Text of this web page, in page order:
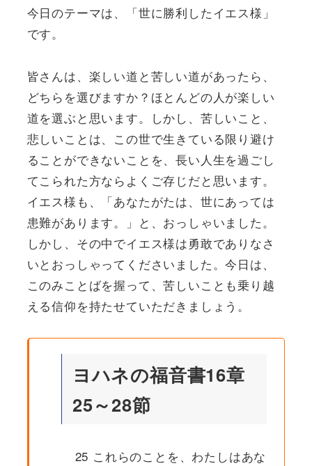
今日のテーマは、「世に勝利したイエス様」
です。
皆さんは、楽しい道と苦しい道があったら、
どちらを選びますか？ほとんどの人が楽しい
道を選ぶと思います。しかし、苦しいこと、
悲しいことは、この世で生きている限り避け
ることができないことを、長い人生を過ごし
てこられた方ならよくご存じだと思います。
イエス様も、「あなたがたは、世にあっては
患難があります。」と、おっしゃいました。
しかし、その中でイエス様は勇敢でありなさ
いとおっしゃってくださいました。今日は、
このみことばを握って、苦しいことも乗り越
える信仰を持たせていただきましょう。
ヨハネの福音書16章
25～28節
25 これらのことを、わたしはあな